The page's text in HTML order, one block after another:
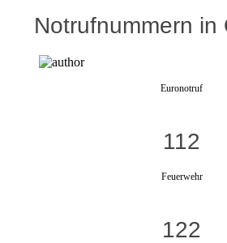
Notrufnummern in
Euronotruf
112
Feuerwehr
122